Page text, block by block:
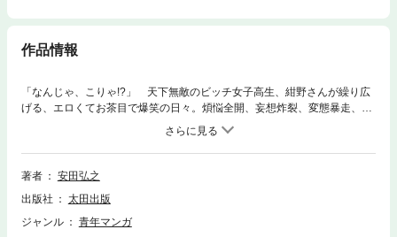
作品情報
「なんじゃ、こりゃ!?」 天下無敵のビッチ女子高生、紺野さんが繰り広
げる、エロくてお茶目で爆笑の日々。煩悩全開、妄想炸裂、変態暴走、３
バカ拍子そろった革命的エロマンガ！ これぞ究極のエロ！ 掟破りのヘ
ンタイ反則技連発！ 描きおろし豪華ボーナストラックつき（コスプレ一
発芸ほか）！
著者
安田弘之
出版社
太田出版
ジャンル
青年マンガ